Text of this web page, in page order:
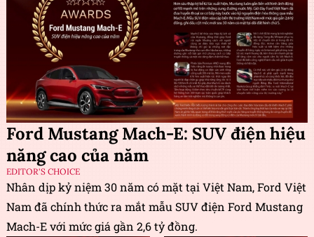
Ford Mustang Mach-E: SUV điện hiệu
năng cao của năm
EDITOR'S CHOICE
Nhân dịp kỷ niệm 30 năm có mặt tại Việt Nam, Ford Việt
Nam đã chính thức ra mắt mẫu SUV điện Ford Mustang
Mach-E với mức giá gần 2,6 tỷ đồng.